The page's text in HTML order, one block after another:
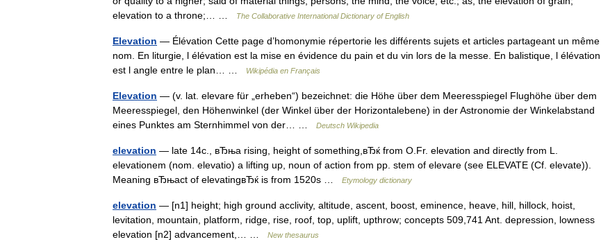
elevation to a throne;… …
The Collaborative International Dictionary of English
Elevation — Élévation Cette page d’homonymie répertorie les différents sujets et articles partageant un même
nom. En liturgie, l élévation est la mise en évidence du pain et du vin lors de la messe. En balistique, l élévation
est l angle entre le plan… …
Wikipédia en Français
Elevation — (v. lat. elevare für „erheben“) bezeichnet: die Höhe über dem Meeresspiegel Flughöhe über dem
Meeresspiegel, den Höhenwinkel (der Winkel über der Horizontalebene) in der Astronomie der Winkelabstand
eines Punktes am Sternhimmel von der… …
Deutsch Wikipedia
elevation — late 14c., вЂњa rising, height of something,вЂќ from O.Fr. elevation and directly from L.
elevationem (nom. elevatio) a lifting up, noun of action from pp. stem of elevare (see ELEVATE (Cf. elevate)).
Meaning вЂњact of elevatingвЂќ is from 1520s …
Etymology dictionary
elevation — [n1] height; high ground acclivity, altitude, ascent, boost, eminence, heave, hill, hillock, hoist,
levitation, mountain, platform, ridge, rise, roof, top, uplift, upthrow; concepts 509,741 Ant. depression, lowness
elevation [n2] advancement,… …
New thesaurus